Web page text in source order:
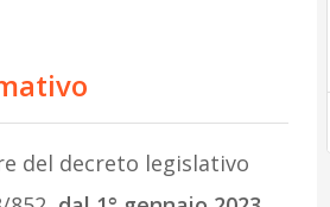
del decreto legislativo